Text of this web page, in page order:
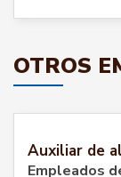
OTROS
Auxiliar de
Empleados